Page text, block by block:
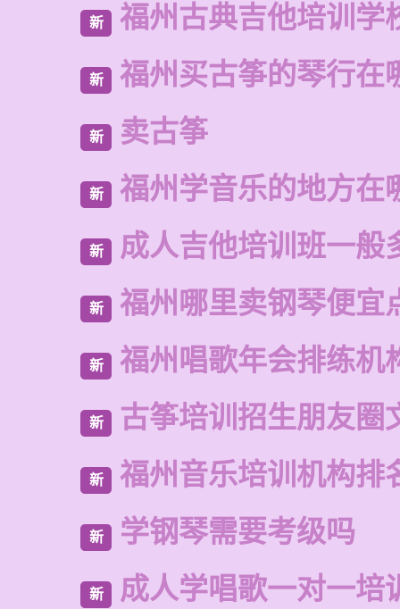
新 福州古典吉他培训学
新 福州买古筝的琴行在
新 卖古筝
新 福州学音乐的地方在
新 成人吉他培训班一般
新 福州哪里卖钢琴便宜
新 福州唱歌年会排练机
新 古筝培训招生朋友圈
新 福州音乐培训机构排
新 学钢琴需要考级吗
新 成人学唱歌一对一培